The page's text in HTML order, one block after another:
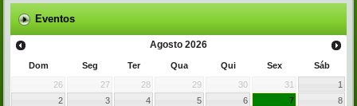
Eventos
Agosto 2026
Dom Seg Ter Qua Qui Sex
Sáb
26
27 28 29 30 31
1
2
3 4 5 6 7
8